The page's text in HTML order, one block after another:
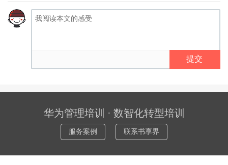
提交
华为管理培训 · 数智化转型培训
服务案例 联系书享界